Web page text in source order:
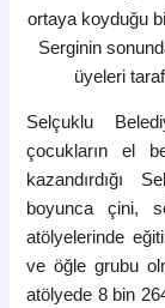
ortaya koyduğu
Serginin
üyeleri
Selçuklu
çocukların el
kazandırdığı
boyunca çini,
atölyelerinde
ve öğle grubu
atölyede 8 bin